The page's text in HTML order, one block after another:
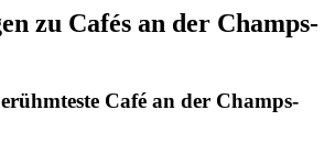
zu Cafés an der Champs-
Café an der Champs-